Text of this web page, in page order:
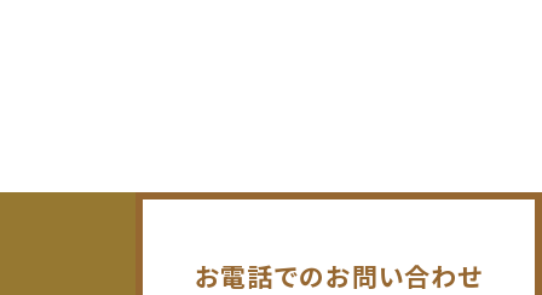
お電話でのお問い合わせ